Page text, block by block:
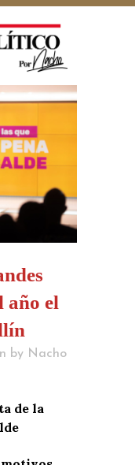
año el
by Nacho
de la